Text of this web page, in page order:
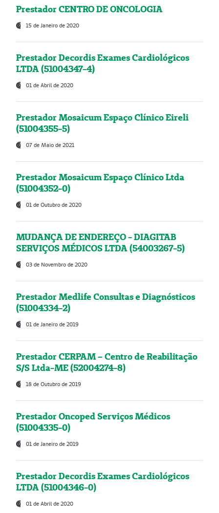
Prestador CENTRO DE ONCOLOGIA
15 de Janeiro de 2020
Prestador Decordis Exames Cardiológicos
LTDA (51004347-4)
01 de Abril de 2020
Prestador Mosaicum Espaço Clínico Eireli
(51004355-5)
07 de Maio de 2021
Prestador Mosaicum Espaço Clínico Ltda
(51004352-0)
01 de Outubro de 2020
MUDANÇA DE ENDEREÇO - DIAGITAB
SERVIÇOS MÉDICOS LTDA (54003267-5)
03 de Novembro de 2020
Prestador Medlife Consultas e Diagnósticos
(51004334-2)
01 de Janeiro de 2019
Prestador CERPAM – Centro de Reabilitação
S/S Ltda-ME (52004274-8)
18 de Outubro de 2019
Prestador Oncoped Serviços Médicos
(51004335-0)
01 de Janeiro de 2019
Prestador Decordis Exames Cardiológicos
LTDA (51004346-0)
01 de Abril de 2020